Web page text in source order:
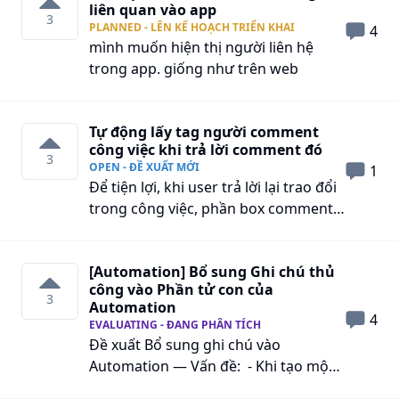
trách. Điều này gây ra bất tiện: Nhân
viên phụ trách không thực hiện chăm
sóc Nhân viên chăm sóc phụ trách cơ
hội của khách hàng Đề xuất phương
hàng, cho thêm 1 loại dữ liệu đặc biệt
: User trên hệ thống - cho phép người
dùng chỉ định user theo ID trên hệ
thống Có thêm tính năng setting hiển
thị theo custom field khi khách hàng
thứ 2, 3, n và chỉ định được khi khách
gọi tới, popup lên hiển thị thông tin
gì. cám ơn
3
liên quan vào app
PLANNED - LÊN KẾ HOẠCH TRIỂN KHAI
mình muốn hiện thị người liên hệ
trong app. giống như trên web
4
3
Tự động lấy tag người comment
công việc khi trả lời comment đó
OPEN - ĐỀ XUẤT MỚI
Để tiện lợi, khi user trả lời lại trao đổi
trong công việc, phần box comment
1
3
[Automation] Bổ sung Ghi chú thủ
công vào Phần tử con của
Automation
EVALUATING - ĐANG PHÂN TÍCH
Đề xuất Bổ sung ghi chú vào
Automation — Vấn đề: - Khi tạo một
4